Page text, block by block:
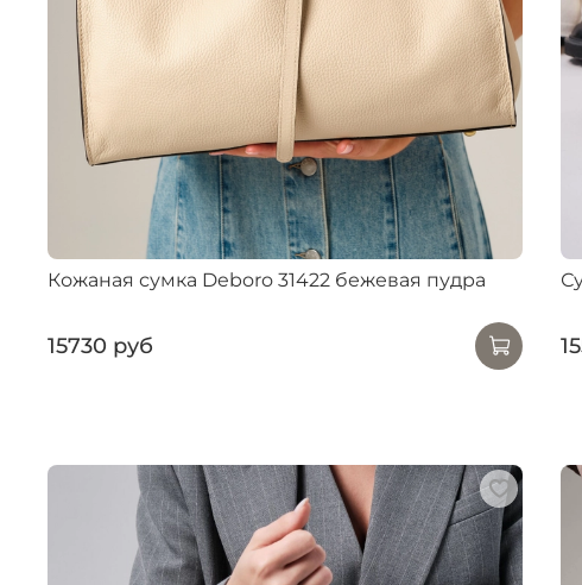
Кожаная сумка Deboro 31422 бежевая пудра
15730 руб